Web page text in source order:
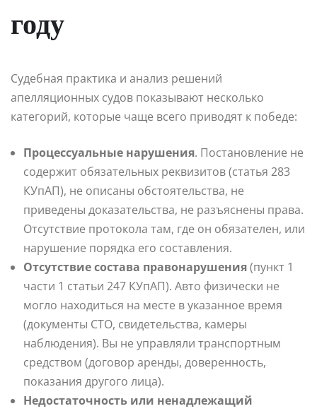
году
Судебная практика и анализ решений
апелляционных судов показывают несколько
категорий, которые чаще всего приводят к победе:
Процессуальные нарушения. Постановление не
содержит обязательных реквизитов (статья 283
КУпАП), не описаны обстоятельства, не
приведены доказательства, не разъяснены права.
Отсутствие протокола там, где он обязателен, или
нарушение порядка его составления.
Отсутствие состава правонарушения(пункт 1
части 1 статьи 247 КУпАП). Авто физически не
могло находиться на месте в указанное время
(документы СТО, свидетельства, камеры
наблюдения). Вы не управляли транспортным
средством (договор аренды, доверенность,
показания другого лица).
Недостаточность или ненадлежащий